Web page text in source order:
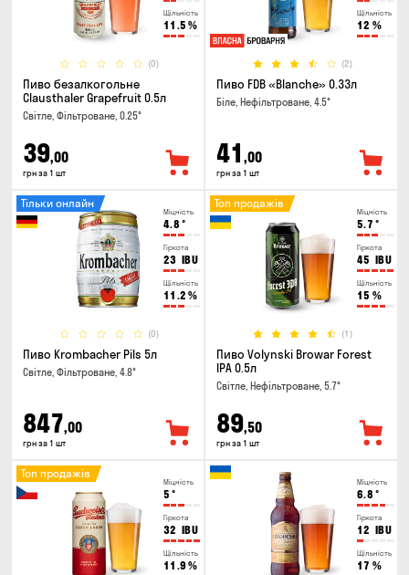
Щільність
11.5 %
(0)
Пиво безалкогольне
Clausthaler Grapefruit 0.5л
Світле, Фільтроване, 0.25°
39,00
грн за 1 шт
Щільність
12 %
(2)
Пиво FDB «Blanche» 0.33л
Біле, Нефільтроване, 4.5°
41 ,00
грн за 1 шт
Міцність
4.8 °
Гіркота
23 IBU
Щільність
11.2 %
(0)
Тільки онлайн
Пиво Krombacher Pils 5л
Світле, Фільтроване, 4.8°
847,00
грн за 1 шт
Міцність
5.7 °
Гіркота
45 IBU
Щільність
15 %
(1)
Топ продажів
Пиво Volynski Browar Forest
IPA 0.5л
Світле, Нефільтроване, 5.7°
89,50
грн за 1 шт
Міцність
5 °
Гіркота
32 IBU
Щільність
11.9 %
Топ продажів
Міцність
6.8 °
Гіркота
12 IBU
Щільність
17 %